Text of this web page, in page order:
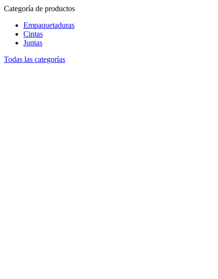
Categoría de productos
Empaquetaduras
Cintas
Juntas
Todas las categorías